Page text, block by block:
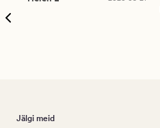
Jälgi meid